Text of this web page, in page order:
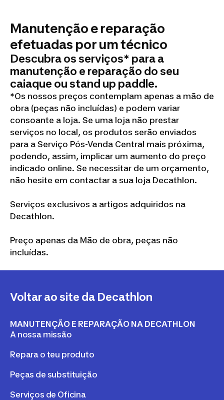
Manutenção e reparação
efetuadas por um técnico
Descubra os serviços* para a
manutenção e reparação do seu
caiaque ou stand up paddle.
*Os nossos preços contemplam apenas a mão de
obra (peças não incluídas) e podem variar
consoante a loja. Se uma loja não prestar
serviços no local, os produtos serão enviados
para a Serviço Pós-Venda Central mais próxima,
podendo, assim, implicar um aumento do preço
indicado online. Se necessitar de um orçamento,
não hesite em contactar a sua loja Decathlon.
Serviços exclusivos a artigos adquiridos na
Decathlon.
Preço apenas da Mão de obra, peças não
incluídas.
Voltar ao site da Decathlon
MANUTENÇÃO E REPARAÇÃO NA DECATHLON
A nossa missão
Repara o teu produto
Peças de substituição
Serviços de Oficina